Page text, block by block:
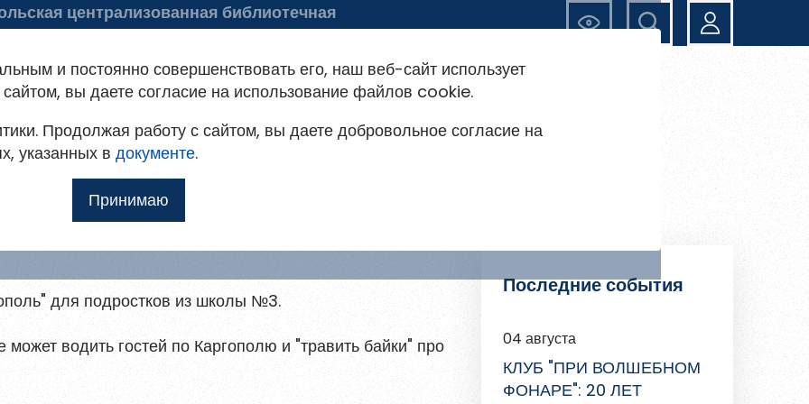
централизованная библиотечная
Ещё
для подростков из школы №3.
водить гостей по Каргополю и "травить байки" про
Последние события
04 августа
КЛУБ "ПРИ ВОЛШЕБНОМ
ФОНАРЕ": 20 ЛЕТ
и постоянно совершенствовать его, наш веб-сайт использует
вы даете согласие на использование файлов cookie.
Продолжая работу с сайтом, вы даете добровольное согласие на
указанных в документе.
Принимаю
на портале
доступ к методическим рекомендациям,
и другим полнотекстовым документам, а